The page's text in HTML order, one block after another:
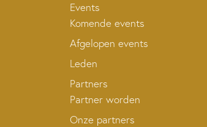
Events
Komende events
Afgelopen events
Leden
Partners
Partner worden
Onze partners